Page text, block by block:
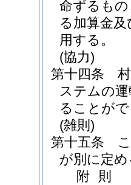
命ずるも
る加算金
用する。
(協力)
第十四条
ステムの
ることが
(雑則)
第十五条
が別に定
附 則